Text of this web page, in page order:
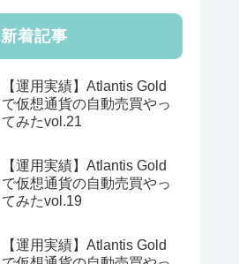
新着記事
【運用実績】Atlantis Gold
で仮想通貨の自動売買やっ
てみたvol.21
【運用実績】Atlantis Gold
で仮想通貨の自動売買やっ
てみたvol.19
【運用実績】Atlantis Gold